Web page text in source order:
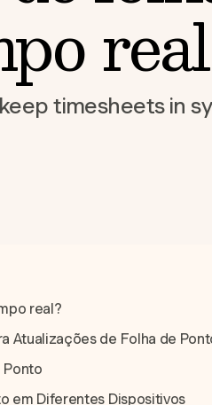
real
timesheets in
real?
Atualizações de Folha de
Ponto
em Diferentes Dispositivos